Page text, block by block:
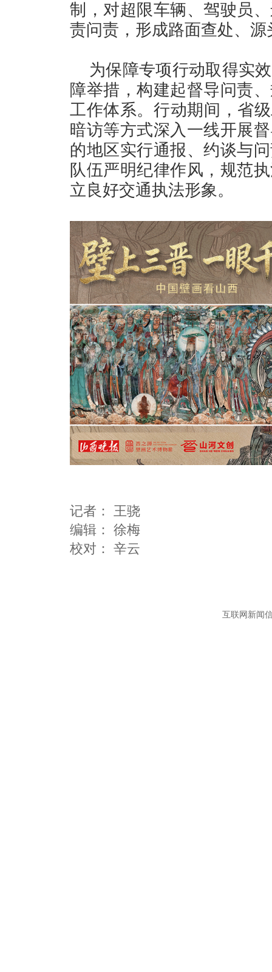
制，对超限车辆、驾驶员
责问责，形成路面查处、
为保障专项行动取得实
障举措，构建起督导问责
工作体系。行动期间，省
暗访等方式深入一线开展
的地区实行通报、约谈与
队伍严明纪律作风，规范
立良好交通执法形象。
记者： 王骁
编辑： 徐梅
互联网新闻